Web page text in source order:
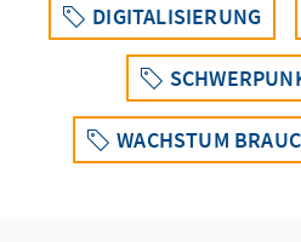
DIGITALISIERUNG
WACHSTUM